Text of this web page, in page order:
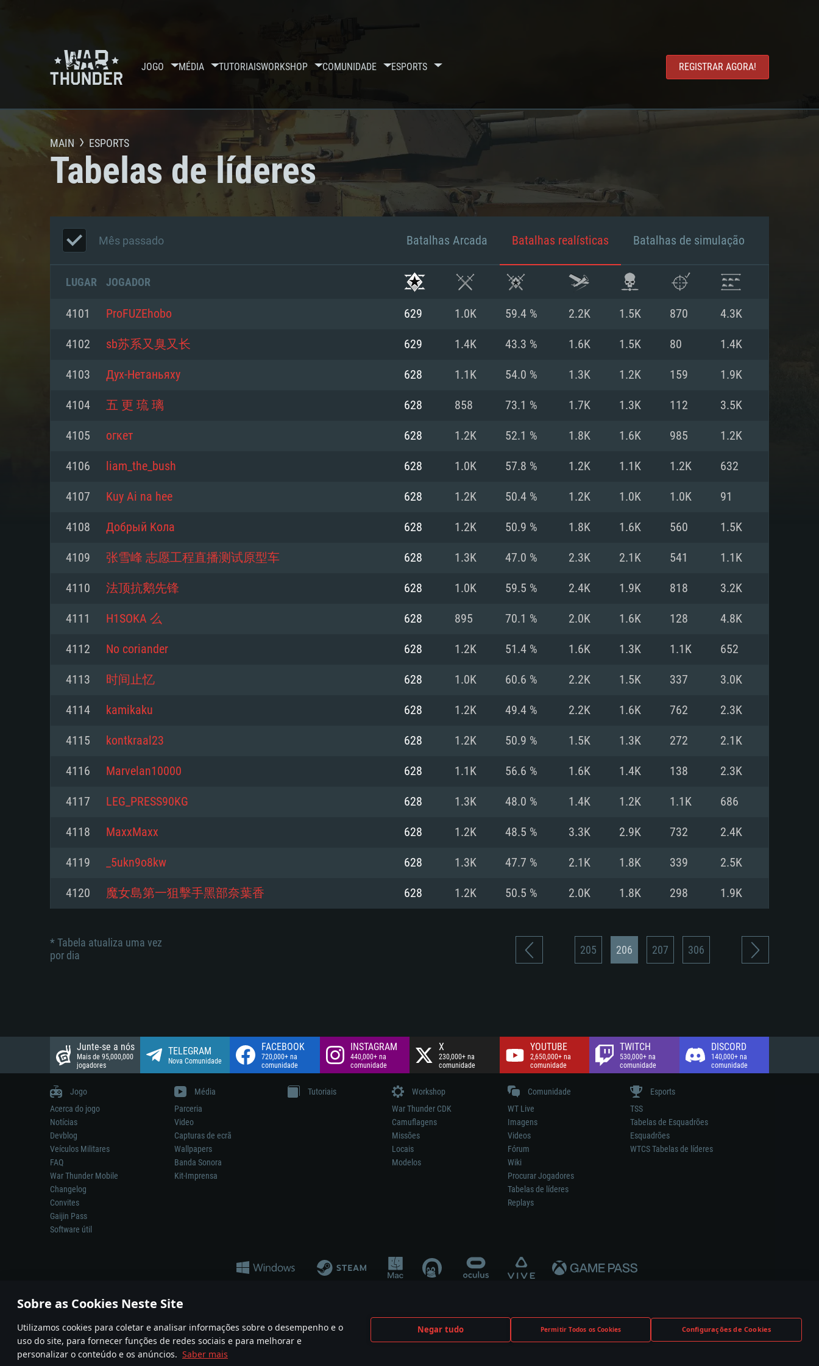
Sobre as Cookies Neste Site
Utilizamos cookies para coletar e analisar informações sobre o desempenho e o
uso do site, para fornecer funções de redes sociais e para melhorar e
personalizar o conteúdo e os anúncios. Saber mais
Negar tudo Permitir Todos os Cookies Configurações de Cookies
JOGO MÉDIA TUTORIAISWORKSHOP COMUNIDADE ESPORTS REGISTRAR AGORA!
REQUERIMENTOS DE SISTEMA
Mínimo
77XX / NVIDIA GeForce GTX 660. Resolução
mínima suportada: 720p
Network: Internet de banda larga.
Disco: 23,1 GB
Recomendado
superior
Memória: 16 GB ou mais
Placa Gráfica: Placa com DirectX 11 ou superior;
Nvidia GeForce 1060 ou superior, Radeon RX 570
Mínimo
mais recente
Processador: Core i5 2.2GHz mínimo (Intel Xeon
não suportado)
Memória: 6 GB
Placa Gráfica: Intel Iris Pro 5200 (Mac),
mínima suportada: 720p com suporte Metal.
Network: Internet de banda larga.
Disco: 21,5 GB
Recomendado
mais recente
Processador: Core i7 (Intel Xeon não suportado)
Memória: 8 GB
Placa Gráfica: Radeon Vega II ou superior com
suporte Metal.
Network: Internet de banda larga.
Disco: 60,2 GB
Mínimo
do Linux de 64bit
Processador: Dual-Core 2.4 GHz
Memória: 4 GB
Placa Gráfica: NVIDIA 660 com os drivers mais
recentes (não mais de 6 meses) / equivalentes
Vulkan (não mais de 6 meses); Resolução mínima
suportada: 720p.
Network: Internet de banda larga.
Disco: 21,5 GB
Recomendado
recentes (não mais de 6 meses) / equivalentes
AMD (Radeon RX 570) com os drivers mais
Vulkan.
Network: Internet de banda larga.
Disco: 60,2 GB
MAIN ESPORTS
Tabelas de líderes
Mês passado Batalhas Arcada Batalhas realísticas Batalhas de simulação
LUGAR JOGADOR
4101 ProFUZEhobo 629 1.0K 59.4 % 2.2K 1.5K 870 4.3K
4102 sb苏系又臭又长 629 1.4K 43.3 % 1.6K 1.5K 80 1.4K
4103 Дух-Нетаньяху 628 1.1K 54.0 % 1.3K 1.2K 159 1.9K
4104 五 更 琉 璃 628 858 73.1 % 1.7K 1.3K 112 3.5K
4105 огкет 628 1.2K 52.1 % 1.8K 1.6K 985 1.2K
4106 liam_the_bush 628 1.0K 57.8 % 1.2K 1.1K 1.2K 632
4107 Kuy Ai na hee 628 1.2K 50.4 % 1.2K 1.0K 1.0K 91
4108 Дoбрый Koлa 628 1.2K 50.9 % 1.8K 1.6K 560 1.5K
4109 张雪峰 志愿工程直播测试原型车 628 1.3K 47.0 % 2.3K 2.1K 541 1.1K
4110 法顶抗鹅先锋 628 1.0K 59.5 % 2.4K 1.9K 818 3.2K
4111 H1SOKA 么 628 895 70.1 % 2.0K 1.6K 128 4.8K
4112 No coriander 628 1.2K 51.4 % 1.6K 1.3K 1.1K 652
4113 时间止忆 628 1.0K 60.6 % 2.2K 1.5K 337 3.0K
4114 kamikaku 628 1.2K 49.4 % 2.2K 1.6K 762 2.3K
4115 kontkraal23 628 1.2K 50.9 % 1.5K 1.3K 272 2.1K
4116 Marvelan10000 628 1.1K 56.6 % 1.6K 1.4K 138 2.3K
4117 LEG_PRESS90KG 628 1.3K 48.0 % 1.4K 1.2K 1.1K 686
4118 MaxxMaxx 628 1.2K 48.5 % 3.3K 2.9K 732 2.4K
4119 _5ukn9o8kw 628 1.3K 47.7 % 2.1K 1.8K 339 2.5K
4120 魔女島第一狙擊手黑部奈葉香 628 1.2K 50.5 % 2.0K 1.8K 298 1.9K
* Tabela atualiza uma vez
por dia
205 206 207 306
Junte-se a nós
Mais de 95,000,000
jogadores
TELEGRAM
Nova Comunidade
FACEBOOK
720,000+ na
comunidade
INSTAGRAM
440,000+ na
comunidade
X
230,000+ na
comunidade
YOUTUBE
2,650,000+ na
comunidade
TWITCH
530,000+ na
comunidade
DISCORD
140,000+ na
comunidade
Jogo
Acerca do jogo
Notícias
Devblog
Veículos Militares
FAQ
War Thunder Mobile
Changelog
Convites
Gaijin Pass
Software útil
Média
Parceria
Video
Capturas de ecrã
Wallpapers
Banda Sonora
Kit-Imprensa
Tutoriais
Workshop
War Thunder CDK
Camuflagens
Missões
Locais
Modelos
Comunidade
WT Live
Imagens
Videos
Fórum
Wiki
Procurar Jogadores
Tabelas de líderes
Replays
Esports
TSS
Tabelas de Esquadrões
Esquadrões
WTCS Tabelas de líderes
A reprodução de qualquer sistema de armas ou veículo neste jogo não significa participação no desenvolvimento, patrocínio ou aval do respetivo construtor.
© 2011—2026 Gaijin Games Kft. All trademarks, logos and brand names are the property of their respective owners.
Termos e condições Termos de Serviço